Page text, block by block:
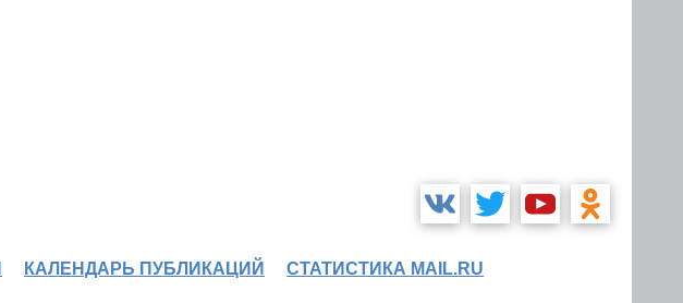
КАЛЕНДАРЬ ПУБЛИКАЦИЙ СТАТИСТИКА MAIL.RU